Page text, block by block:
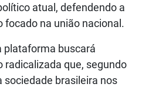
atual, defendendo a
focado na união nacional.
plataforma buscará
radicalizada que, segundo
brasileira nos